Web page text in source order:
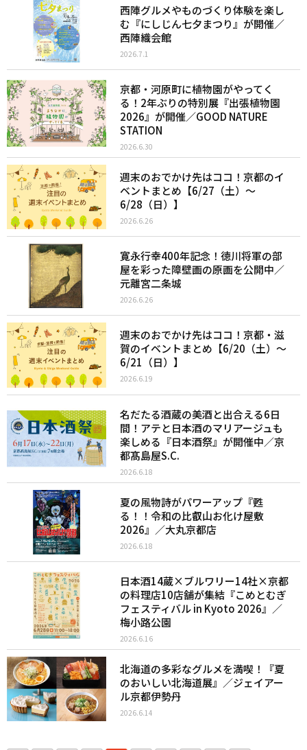
西陣グルメやものづくり体験を楽し
む『にしじん七夕まつり』が開催／
西陣織会館
2026.7.1
京都・河原町に植物園がやってく
る！2年ぶりの特別展『出張植物園
2026』が開催／GOOD NATURE
STATION
2026.6.30
週末のおでかけ先はココ！京都のイ
ベントまとめ【6/27（土）〜
6/28（日）】
2026.6.26
寛永行幸400年記念！徳川将軍の部
屋を彩った障壁画の原画を公開中／
元離宮二条城
2026.6.26
週末のおでかけ先はココ！京都・滋
賀のイベントまとめ【6/20（土）〜
6/21（日）】
2026.6.19
名だたる酒蔵の美酒と出合える6日
間！アテと日本酒のマリアージュも
楽しめる『日本酒祭』が開催中／京
都髙島屋S.C.
2026.6.18
夏の風物詩がパワーアップ『甦
る！！令和の比叡山お化け屋敷
2026』／大丸京都店
2026.6.18
日本酒14蔵×ブルワリー14社×京都
の料理店10店舗が集結『こめとむぎ
フェスティバル in Kyoto 2026』／
梅小路公園
2026.6.16
北海道の多彩なグルメを満喫！『夏
のおいしい北海道展』／ジェイアー
ル京都伊勢丹
2026.6.14